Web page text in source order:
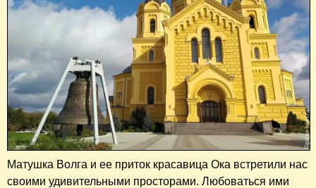
Матушка Волга и ее приток красавица Ока встретили нас
своими удивительными просторами. Любоваться ими